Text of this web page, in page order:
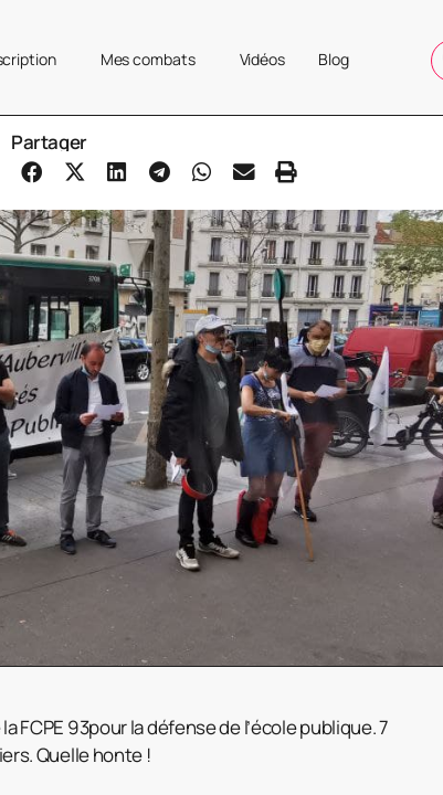
Mes combats Vidéos Blog
Partager
FCPE 93pour la défense de l’école publique. 7
Quelle honte !